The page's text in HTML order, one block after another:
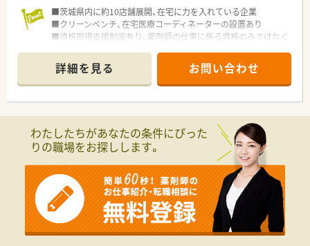
■茨城県内に約10店舗展開、在宅に力を入れている企業
■クリーンベンチ、在宅医療コーディネーターの設置あり
■資格取得支援制度有り、薬剤師の仕事に係る資格のみではなく
詳細を見る お問い合わせ
わたしたちがあなたの条件にぴった
りの職場をお探しします。